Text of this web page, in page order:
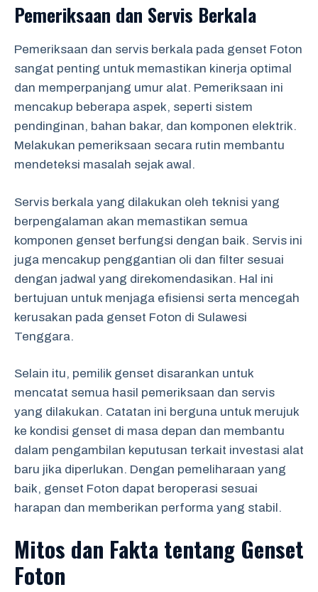
Pemeriksaan dan Servis Berkala
Pemeriksaan dan servis berkala pada genset Foton
sangat penting untuk memastikan kinerja optimal
dan memperpanjang umur alat. Pemeriksaan ini
mencakup beberapa aspek, seperti sistem
pendinginan, bahan bakar, dan komponen elektrik.
Melakukan pemeriksaan secara rutin membantu
mendeteksi masalah sejak awal.
Servis berkala yang dilakukan oleh teknisi yang
berpengalaman akan memastikan semua
komponen genset berfungsi dengan baik. Servis ini
juga mencakup penggantian oli dan filter sesuai
dengan jadwal yang direkomendasikan. Hal ini
bertujuan untuk menjaga efisiensi serta mencegah
kerusakan pada genset Foton di Sulawesi
Tenggara.
Selain itu, pemilik genset disarankan untuk
mencatat semua hasil pemeriksaan dan servis
yang dilakukan. Catatan ini berguna untuk merujuk
ke kondisi genset di masa depan dan membantu
dalam pengambilan keputusan terkait investasi alat
baru jika diperlukan. Dengan pemeliharaan yang
baik, genset Foton dapat beroperasi sesuai
harapan dan memberikan performa yang stabil.
Mitos dan Fakta tentang Genset
Foton